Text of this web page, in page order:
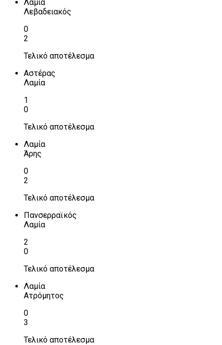
Λαμία
Λεβαδειακός
0
2
Τελικό αποτέλεσμα
Αστέρας
Λαμία
1
0
Τελικό αποτέλεσμα
Λαμία
Άρης
0
2
Τελικό αποτέλεσμα
Πανσερραϊκός
Λαμία
2
0
Τελικό αποτέλεσμα
Λαμία
Ατρόμητος
0
3
Τελικό αποτέλεσμα